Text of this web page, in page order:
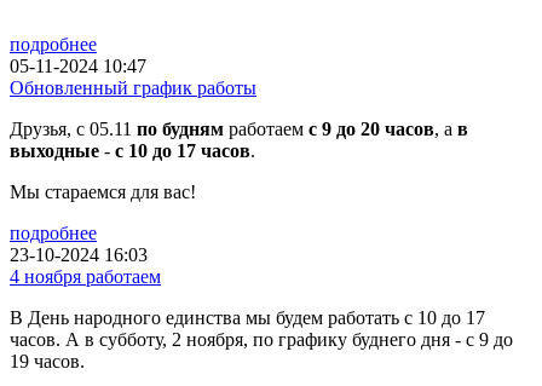
подробнее
05-11-2024 10:47
Обновленный график работы
Друзья, с 05.11 по будням работаем с 9 до 20 часов, а в
выходные - с 10 до 17 часов.
Мы стараемся для вас!
подробнее
23-10-2024 16:03
4 ноября работаем
В День народного единства мы будем работать с 10 до 17
часов. А в субботу, 2 ноября, по графику буднего дня - с 9 до
19 часов.